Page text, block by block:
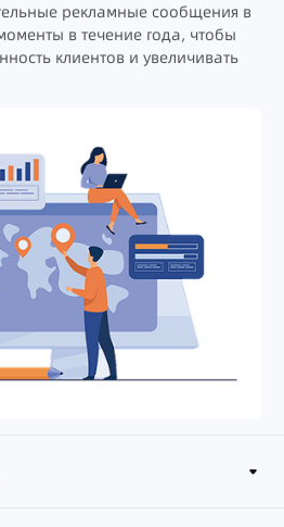
рекламные сообщения в
в течение года, чтобы
клиентов и увеличивать